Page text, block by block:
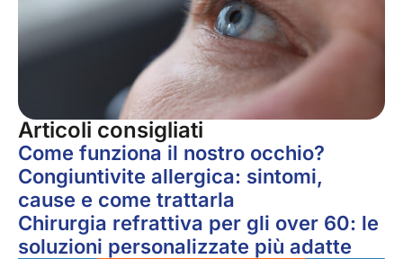
Articoli consigliati
Come funziona il nostro occhio?
Congiuntivite allergica: sintomi,
cause e come trattarla
Chirurgia refrattiva per gli over 60: le
soluzioni personalizzate più adatte